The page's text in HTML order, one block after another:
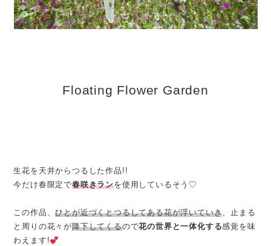
Floating Flower Garden
生花を天井からつるした作品!!
今だけ春限定で春咲きランを使用しているそう♡
この作品、ひとが近づくとつるしてある花が浮いていき、止まる
と周りの花々が降下してくるので花の世界と一体化する感覚を味
わえます!